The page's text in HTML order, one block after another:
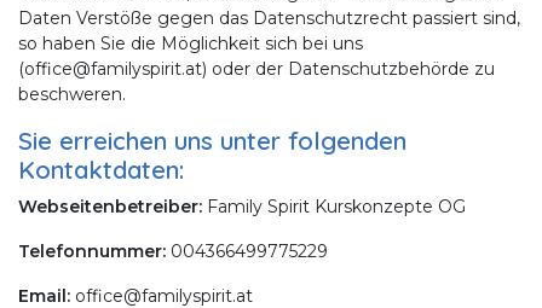
Daten Verstöße gegen das Datenschutzrecht passiert sind,
so haben Sie die Möglichkeit sich bei uns
(office@familyspirit.at) oder der Datenschutzbehörde zu
beschweren.
Sie erreichen uns unter folgenden
Kontaktdaten:
Webseitenbetreiber: Family Spirit Kurskonzepte OG
Telefonnummer: 004366499775229
Email: office@familyspirit.at